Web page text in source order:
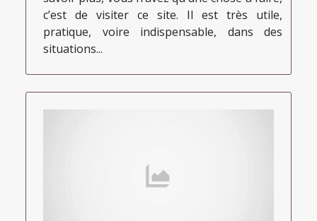
c’est de visiter ce site. Il est très utile,
pratique, voire indispensable, dans des
situations...